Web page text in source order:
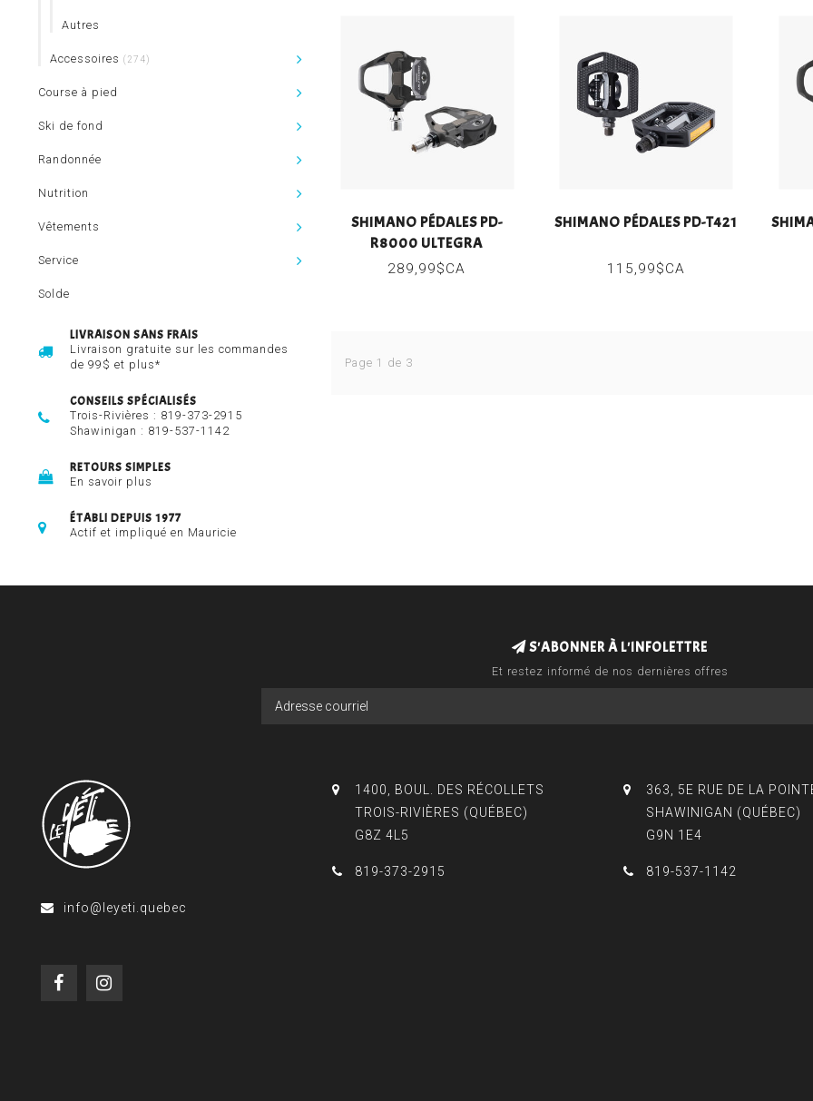
Autres
Accessoires (274)
Course à pied
Ski de fond
Randonnée
Nutrition
Vêtements
Service
Solde
LIVRAISON SANS FRAIS
Livraison gratuite sur les commandes
de 99$ et plus*
CONSEILS SPÉCIALISÉS
Trois-Rivières : 819-373-2915
Shawinigan : 819-537-1142
RETOURS SIMPLES
En savoir plus
ÉTABLI DEPUIS 1977
Actif et impliqué en Mauricie
SHIMANO PÉDALES PD-
R8000 ULTEGRA
289,99$CA
SHIMANO PÉDALES PD-T421
115,99$CA
Page 1 de 3
S'ABONNER À L'INFOLETTRE
Et restez informé de nos dernières offres
info@leyeti.quebec
1400, BOUL. DES RÉCOLLETS
TROIS-RIVIÈRES (QUÉBEC)
G8Z 4L5
819-373-2915
363, 5E RUE DE LA
SHAWINIGAN (QUÉBEC)
G9N 1E4
819-537-1142